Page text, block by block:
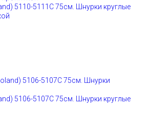
5110-5111С 75см. Шнурки круглые
5106-5107С 75см. Шнурки круглые